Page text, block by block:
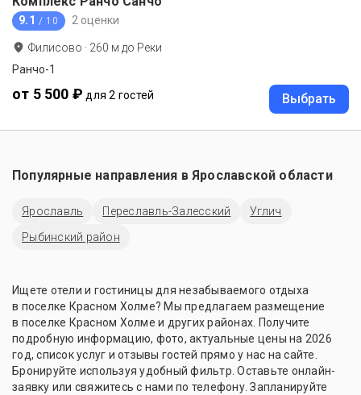
9.1 / 10 2 оценки
Филисово · 260 м до Реки
Ранчо-1
от 5 500 ₽ для 2 гостей Выбрать
Популярные направления в Ярославской области
Ярославль Переславль-Залесский
Углич
Рыбинский район
Ищете отели и гостиницы для незабываемого отдыха
в поселке Красном Холме? Мы предлагаем размещение
в поселке Красном Холме и других районах. Получите
подробную информацию, фото, актуальные цены на 2026
год, список услуг и отзывы гостей прямо у нас на сайте.
Бронируйте используя удобный фильтр. Оставьте онлайн-
заявку или свяжитесь с нами по телефону. Запланируйте